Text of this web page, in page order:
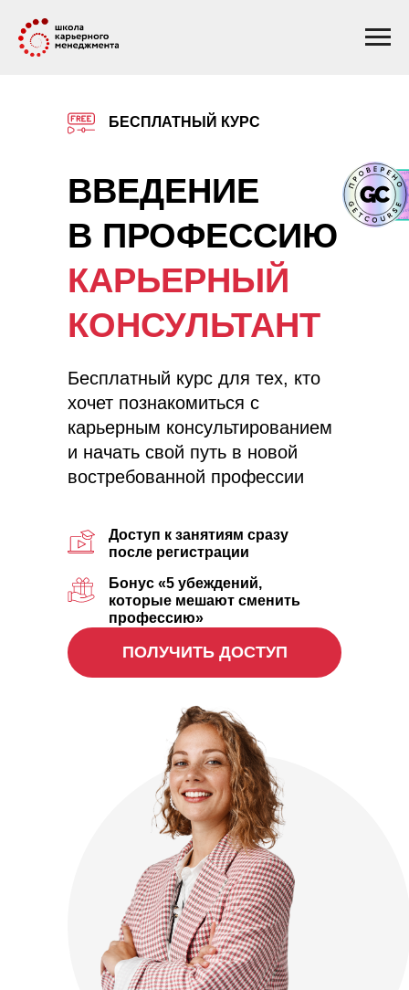
ВВЕДЕНИЕ
В ПРОФЕССИЮ
КАРЬЕРНЫЙ
КОНСУЛЬТАНТ
Бесплатный курс для тех, кто
хочет познакомиться с
карьерным консультированием
и начать свой путь в новой
востребованной профессии
ПОЛУЧИТЬ ДОСТУП
Доступ к занятиям сразу
после регистрации
БЕСПЛАТНЫЙ КУРС
Бонус «5 убеждений,
которые мешают сменить
профессию»